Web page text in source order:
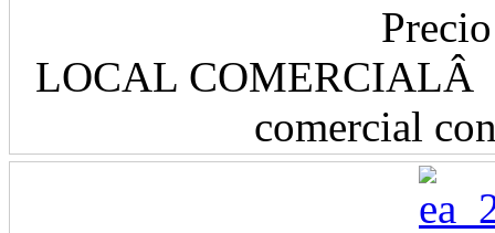
LOCAL COMERCIALÂ
comercial